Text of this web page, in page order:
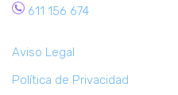
611 156 674
Aviso Legal
Política de Privacidad